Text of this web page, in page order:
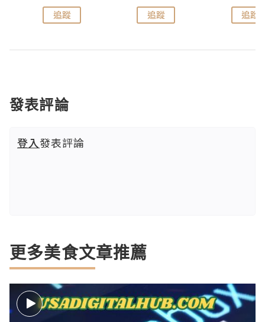
追蹤 追蹤 追蹤
發表評論
登入發表評論
更多美食文章推薦